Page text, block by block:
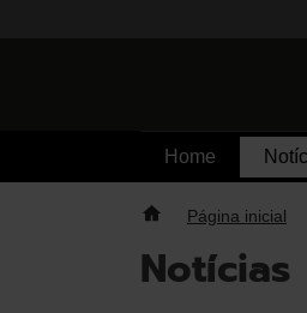
Home
Página inicial
Notícias